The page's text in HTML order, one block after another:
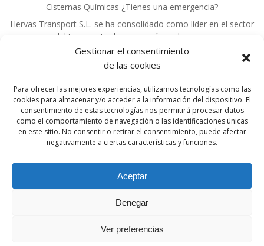
Gestionar el consentimiento
de las cookies
Para ofrecer las mejores experiencias, utilizamos tecnologías como las
cookies para almacenar y/o acceder a la información del dispositivo. El
consentimiento de estas tecnologías nos permitirá procesar datos
como el comportamiento de navegación o las identificaciones únicas
en este sitio. No consentir o retirar el consentimiento, puede afectar
negativamente a ciertas características y funciones.
Aceptar
Denegar
Ver preferencias
Cisternas Químicas ¿Tienes una emergencia?
Hervas Transport S.L. se ha consolidado como líder en el sector
del transporte de mercancías peligrosas.
© 2026 FRANCISCO HERVÁS TRANSPORT S.L.. |
INTERNACIONAL.|
contacto e-mail:
info@franciscohervastransport.com
compromiso adquirido porFRANCISCO HERVÁS